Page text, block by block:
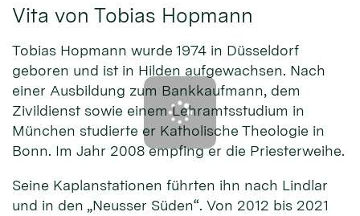
Vita von Tobias Hopmann
Tobias Hopmann wurde 1974 in Düsseldorf
geboren und ist in Hilden aufgewachsen. Nach
einer Ausbildung zum Bankkaufmann, dem
Zivildienst sowie einem Lehramtsstudium in
München studierte er Katholische Theologie in
Bonn. Im Jahr 2008 empfing er die Priesterweihe.
Seine Kaplanstationen führten ihn nach Lindlar
und in den „Neusser Süden“. Von 2012 bis 2021